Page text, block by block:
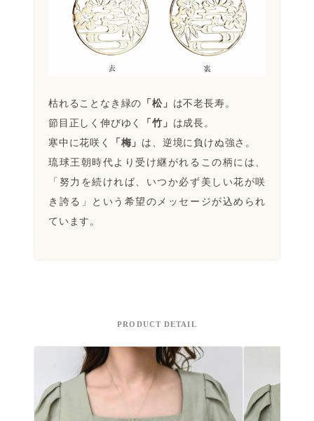
枯れることなき緑の 「松」 は不老長寿。
節目正しく伸びゆく
「竹」 は成長。
寒中に花咲く
「梅」 は、逆境に負けぬ強さ。
琉球王朝時代より受け継がれるこの柄には、
「努力を続ければ、いつか必ず美しい花が咲
き誇る」という希望のメッセージが込められ
ています。
PRODUCT DETAIL